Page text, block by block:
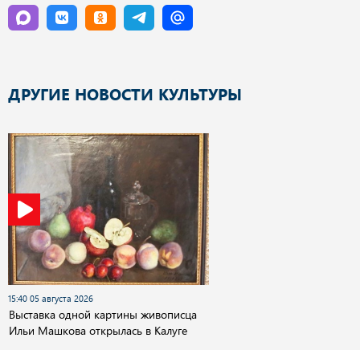
ДРУГИЕ НОВОСТИ КУЛЬТУРЫ
15:40 05 августа 2026
Выставка одной картины живописца
Ильи Машкова открылась в Калуге